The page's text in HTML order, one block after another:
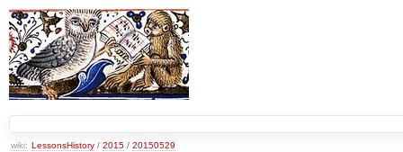
wiki: LessonsHistory / 2015 / 20150529